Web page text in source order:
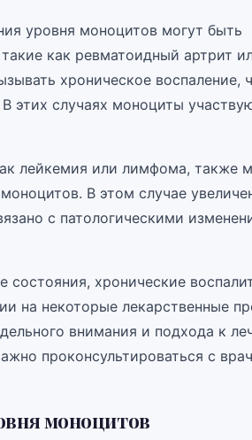
уровня моноцитов могут быть
как ревматоидный артрит
хроническое воспаление,
этих случаях моноциты
лейкемия или лимфома, также
В этом случае
с патологическими
хронические
на некоторые лекарственные
внимания и подхода к
проконсультироваться с
моноцитов